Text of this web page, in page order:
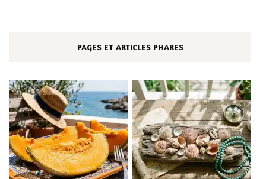
PAGES ET ARTICLES PHARES